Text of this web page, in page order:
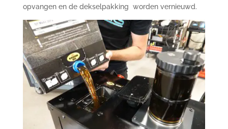
opvangen en de dekselpakking worden vernieuwd.